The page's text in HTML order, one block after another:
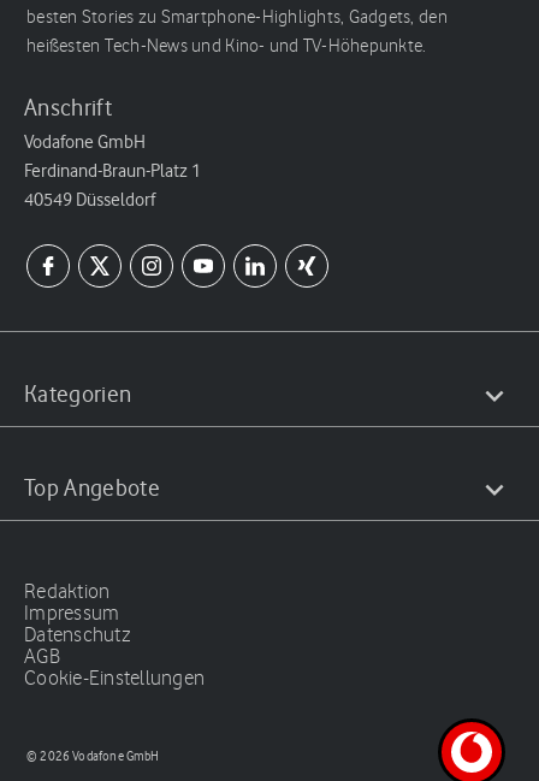
besten Stories zu Smartphone-Highlights, Gadgets, den
heißesten Tech-News und Kino- und TV-Höhepunkte.
Anschrift
Vodafone GmbH
Ferdinand-Braun-Platz 1
40549 Düsseldorf
Kategorien
Top Angebote
Redaktion
Impressum
Datenschutz
AGB
Cookie-Einstellungen
© 2026 Vodafone GmbH